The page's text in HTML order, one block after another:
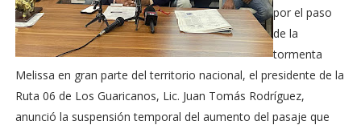
por el paso
de la
tormenta
Melissa en gran parte del territorio nacional, el presidente de la
Ruta 06 de Los Guaricanos, Lic. Juan Tomás Rodríguez,
anunció la suspensión temporal del aumento del pasaje que